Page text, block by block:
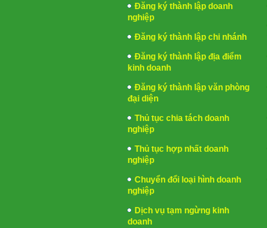
Đăng ký thành lập doanh
nghiệp
Đăng ký thành lập chi nhánh
Đăng ký thành lập địa điểm
kinh doanh
Đăng ký thành lập văn phòng
đại diện
Thủ tục chia tách doanh
nghiệp
Thủ tục hợp nhất doanh
nghiệp
Chuyển đổi loại hình doanh
nghiệp
Dịch vụ tạm ngừng kinh
doanh